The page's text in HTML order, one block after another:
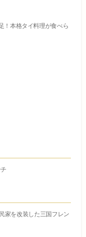
！本格タイ料理が食べら
民家を改装した三国フレン